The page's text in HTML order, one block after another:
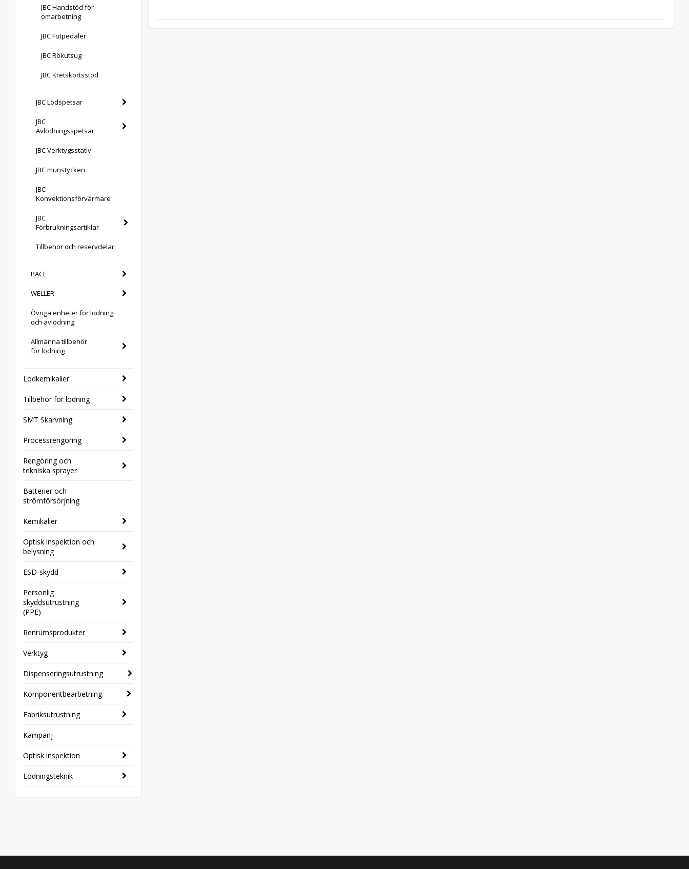
JBC Handstöd för
omarbetning
JBC Fotpedaler
JBC Rökutsug
JBC Kretskortsstöd
JBC Lödspetsar
JBC
Avlödningsspetsar
JBC Verktygsstativ
JBC munstycken
JBC
Konvektionsförvärmare
JBC
Förbrukningsartiklar
Tillbehör och reservdelar
PACE
WELLER
Övriga enheter för lödning
och avlödning
Allmänna tillbehör
för lödning
Lödkemikalier
Tillbehör för lödning
SMT Skarvning
Processrengöring
Rengöring och
tekniska sprayer
Batterier och
strömförsörjning
Kemikalier
Optisk inspektion och
belysning
ESD-skydd
Personlig
skyddsutrustning
(PPE)
Renrumsprodukter
Verktyg
Dispenseringsutrustning
Komponentbearbetning
Fabriksutrustning
Kampanj
Optisk inspektion
Lödningsteknik